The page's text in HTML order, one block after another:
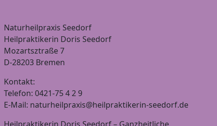
Naturheilpraxis Seedorf
Heilpraktikerin Doris Seedorf
Mozartsztraße 7
D-28203 Bremen
Kontakt:
Telefon: 0421-75 4 2 9
E-Mail: naturheilpraxis@heilpraktikerin-seedorf.de